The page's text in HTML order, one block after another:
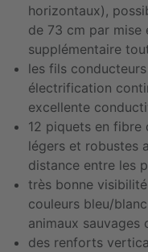
horizontaux),
de 73 cm par mise
supplémentaire
les fils
électrification
excellente
12 piquets en fibre
légers et robustes
distance entre les
très bonne
couleurs bleu/
animaux
des renforts